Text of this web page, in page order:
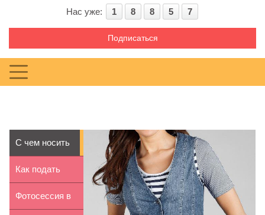
Нас уже: 1 8 8 5 7
Подписаться
С чем носить
джинсовую
жилетку
Как подать
заявление в
Фотосессия в